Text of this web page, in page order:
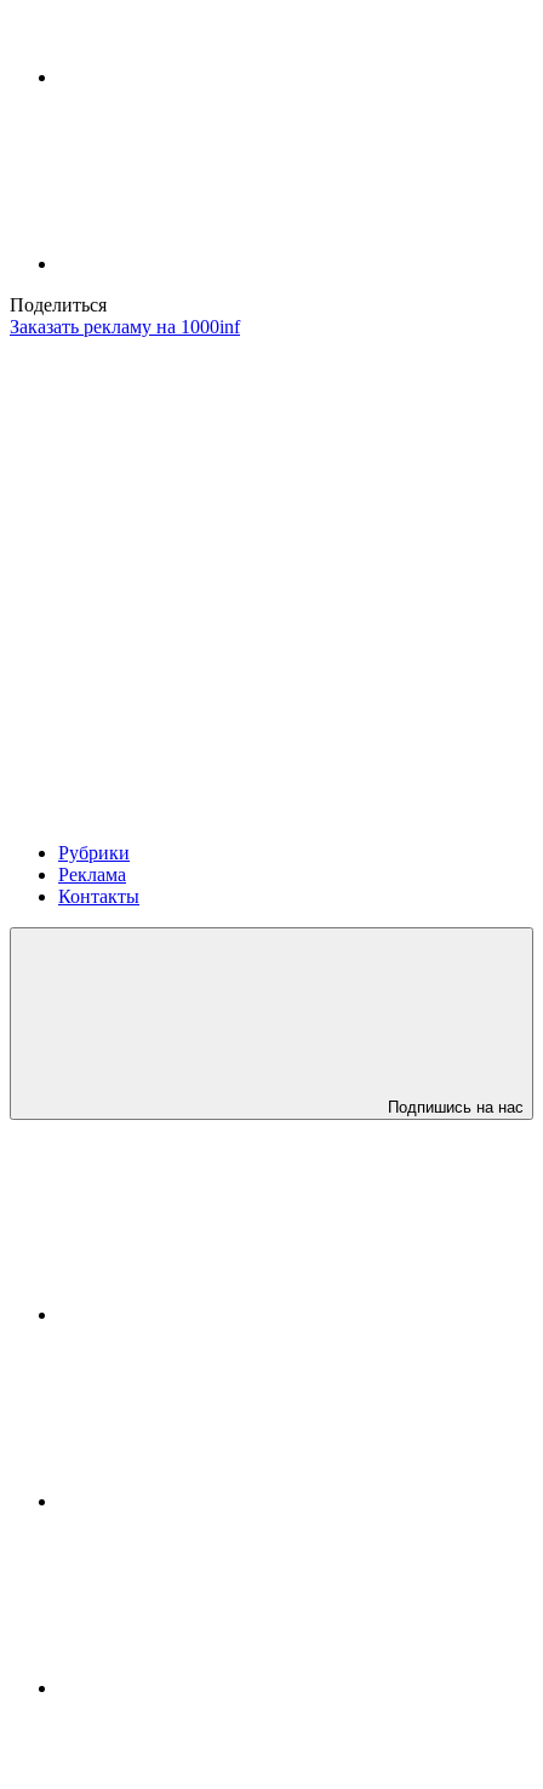
Поделиться
Заказать рекламу на 1000inf
Рубрики
Реклама
Контакты
Подпишись на нас